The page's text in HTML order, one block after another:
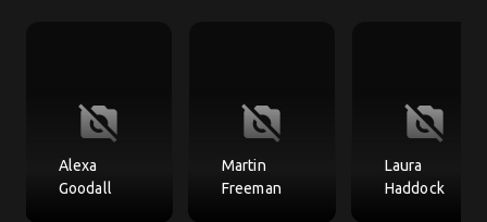
no_photography
Alexa
Goodall
no_photography
Martin
Freeman
no_photography
Laura
Haddock